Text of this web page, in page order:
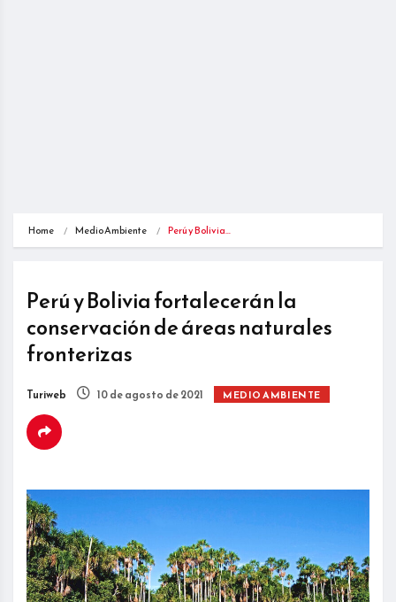
Home Medio Ambiente Perú y Bolivia…
Perú y Bolivia fortalecerán la
conservación de áreas naturales
fronterizas
Turiweb 10 de agosto de 2021 MEDIO AMBIENTE